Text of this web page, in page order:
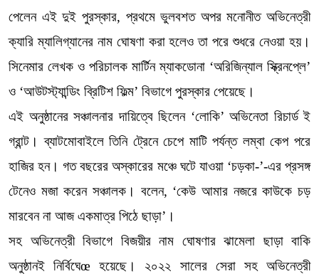
পেলেন এই দুই পুরস্কার, প্রথমে ভুলবশত অপর মনোনীত অভিনেত্রী
ক্যারি ম্যালিগ্যানের নাম ঘোষণা করা হলেও তা পরে শুধরে নেওয়া হয়।
সিনেমার লেখক ও পরিচালক মার্টিন ম্যাকডোনা ‘অরিজিন্যাল স্ক্রিনপ্লে’
ও ‘আউটস্ট্যান্ডিং ব্রিটিশ ফিল্ম’ বিভাগে পুরস্কার পেয়েছে।
এই অনুষ্ঠানের সঞ্চালনার দায়িত্বে ছিলেন ‘লোকি’ অভিনেতা রিচার্ড ই
গ্রান্ট। ব্যাটমোবাইলে তিনি ট্রেনে চেপে মাটি পর্যন্ত লম্বা কেপ পরে
হাজির হন। গত বছরের অস্কারের মঞ্চে ঘটে যাওয়া ‘চড়কা-’-এর প্রসঙ্গ
টেনেও মজা করেন সঞ্চালক। বলেন, ‘কেউ আমার নজরে কাউকে চড়
মারবেন না আজ একমাত্র পিঠে ছাড়া’।
সহ অভিনেত্রী বিভাগে বিজয়ীর নাম ঘোষণার ঝামেলা ছাড়া বাকি
অনুষ্ঠানই নির্বিঘেœ হয়েছে। ২০২২ সালের সেরা সহ অভিনেত্রী